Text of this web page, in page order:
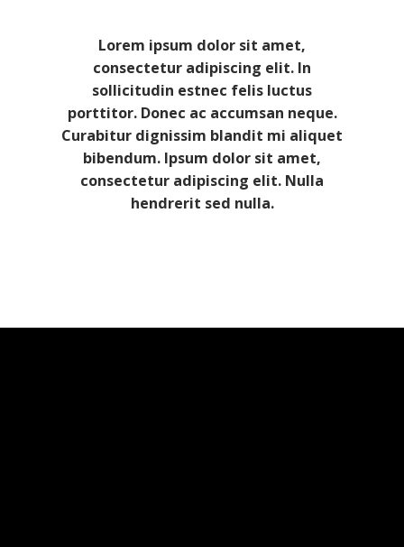
Lorem ipsum dolor sit amet,
consectetur adipiscing elit. In
sollicitudin estnec felis luctus
porttitor. Donec ac accumsan neque.
Curabitur dignissim blandit mi aliquet
bibendum. Ipsum dolor sit amet,
consectetur adipiscing elit. Nulla
hendrerit sed nulla.